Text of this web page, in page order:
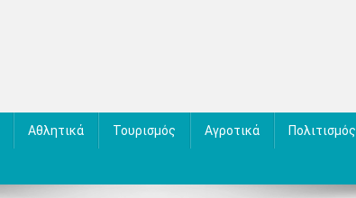
Αθλητικά Τουρισμός Αγροτικά Πολιτισμός